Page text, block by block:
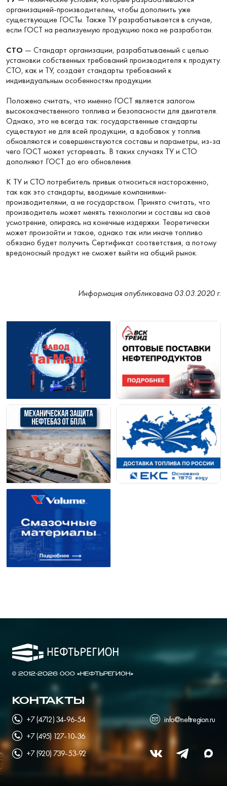
организацией-производителем, чтобы дополнить уже
существующие ГОСТы. Также ТУ разрабатывается в случае,
если ГОСТ на реализуемую продукцию пока не разработан.
СТО — Стандарт организации, разрабатываемый с целью
установки собственных требований производителя к продукту.
СТО, как и ТУ, создаёт стандарты требований к
индивидуальным особенностям продукции.
Положено считать, что именно ГОСТ является залогом
высококачественного топлива и безопасности для двигателя.
Однако, это не всегда так: государственные стандарты
существуют не для всей продукции, а вдобавок у топлив
обновляются и совершенствуются составы и параметры, из-за
чего ГОСТ может устаревать. В таких случаях ТУ и СТО
дополняют ГОСТ до его обновления.
К ТУ и СТО потребитель привык относиться настороженно,
так как это стандарты, вводимые компаниями-
производителями, а не государством. Принято считать, что
производитель может менять технологии и составы на своё
усмотрение, опираясь на конечные издержки. Теоретически
может произойти и такое, однако так или иначе топливо
обязано будет получить Сертификат соответствия, а потому
вредоносный продукт не сможет выйти на общий рынок.
Информация опубликована 03.03.2020 г.
© 2012-2026 ООО «НЕФТЬРЕГИОН»
КОНТАКТЫ
+7 (4712) 34-96-54
+7 (495) 127-10-36
+7 (920) 739-53-92
info@neftregion.ru